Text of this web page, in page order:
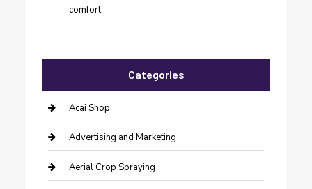
comfort
Categories
Acai Shop
Advertising and Marketing
Aerial Crop Spraying